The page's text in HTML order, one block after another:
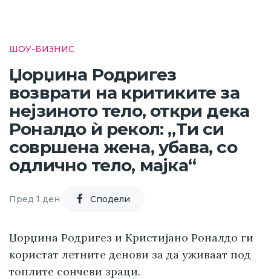
ШОУ-БИЗНИС
Џорџина Родригез
возврати на критиките за
нејзиното тело, откри дека
Роналдо ѝ рекол: „Ти си
совршена жена, убава, со
одлично тело, мајка“
Пред 1 ден Cподели
Џорџина Родригез и Кристијано Роналдо ги
користат летните денови за да уживаат под
топлите сончеви зраци.